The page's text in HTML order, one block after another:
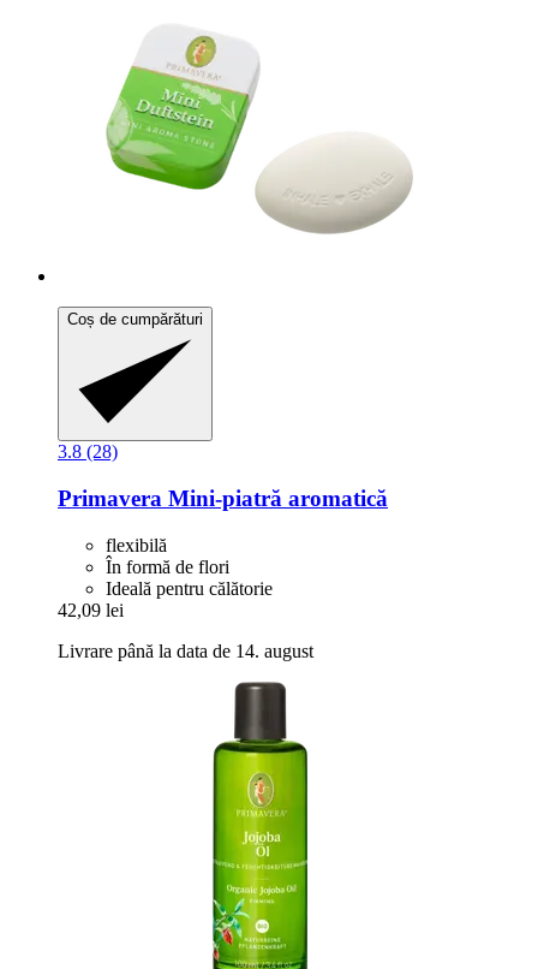
Coș de cumpărături
3.8 (28)
Primavera Mini-​piatră aromatică
flexibilă
În formă de flori
Ideală pentru călătorie
42,09 lei
Livrare până la data de 14. august